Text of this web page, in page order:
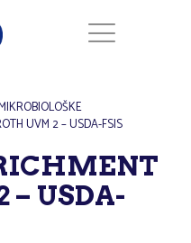
UVM 2 – USDA-FSIS
– USDA-